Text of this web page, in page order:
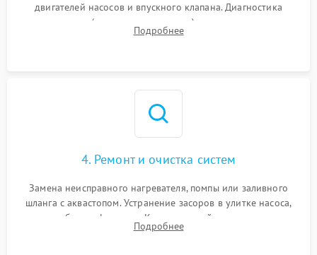
двигателей насосов и впускного клапана. Диагностика
прессостата (датчика уровня воды), датчика мутности,
концевика дверцы и электронного модуля управления.
Подробнее
4. Ремонт и очистка систем
Замена неисправного нагревателя, помпы или заливного
шланга с аквастопом. Устранение засоров в улитке насоса,
патрубках и фильтрах. Компонентный ремонт платы
управления, восстановление поврежденной проводки.
Подробнее